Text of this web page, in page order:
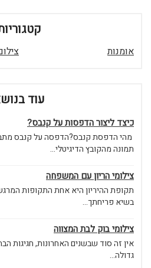
אומנות
עוד
כיצד ליצור הדפסות על קנבס?
מהי הדפסת קנבס?הדפסה על קנבס
תמונה מהקובץ הדיגיטלי...
צילומי הריון עם המשפחה
תקופת ההיריון היא אחת התקופות
בשיא פריחתך...
צילומי בוק לבת המצווה
אין זה סוד שבשנים האחרונות, חגיגות
גדולה...